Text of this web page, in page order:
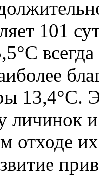
101
13,4°С.
личинок и
отходе